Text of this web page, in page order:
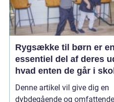
Rygsække til børn er
essentiel del af deres
hvad enten de går i
deltager i udflugter
rejser
Denne artikel vil give dig en
dybdegående og omfattende